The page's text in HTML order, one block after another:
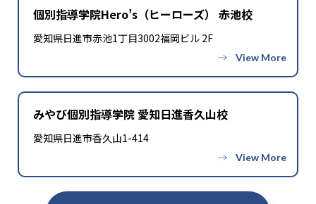
個別指導学院Hero’s（ヒーローズ） 赤池校
愛知県日進市赤池1丁目3002福岡ビル 2F
みやび個別指導学院 愛知日進香久山校
愛知県日進市香久山1-414